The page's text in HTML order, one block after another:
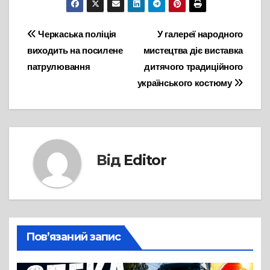
Навігація
записів
У галереї народного
мистецтва діє виставка
дитячого традиційного
українського костюму
Черкаська поліція
виходить на посилене
патрулювання
Від Editor
Пов’язаний запис